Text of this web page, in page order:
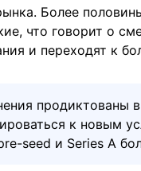
Более
что говорит о
и переходят к
продиктованы
к новым
seed и Series A